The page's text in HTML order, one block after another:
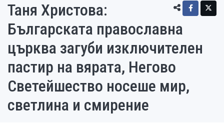
Таня Христова:
Българската православна
църква загуби изключителен
пастир на вярата, Негово
Светейшество носеше мир,
светлина и смирение